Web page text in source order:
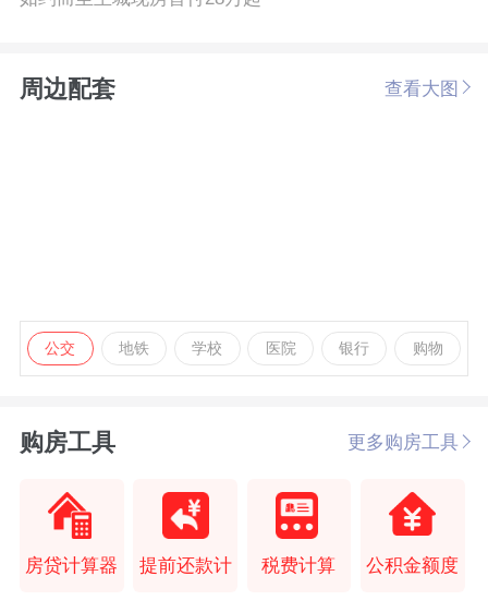
周边配套 查看大图
公交 地铁 学校 医院 银行 购物
购房工具 更多购房工具
房贷计算器 提前还款计 税费计算 公积金额度